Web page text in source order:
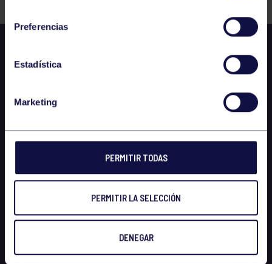
Preferencias
Estadística
Marketing
PERMITIR TODAS
PERMITIR LA SELECCIÓN
DENEGAR